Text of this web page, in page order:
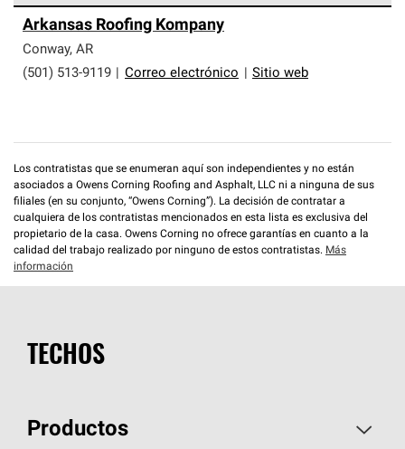
parte de una red exclusiva de profesionales de techos
que cumplen con altos estándares y requisitos estrictos
de profesionalismo y confiabilidad.
Arkansas Roofing Kompany
Conway, AR
(501) 513-9119
Correo electrónico Sitio web
Los contratistas que se enumeran aquí son independientes y no están
asociados a Owens Corning Roofing and Asphalt, LLC ni a ninguna de sus
filiales (en su conjunto, “Owens Corning”). La decisión de contratar a
cualquiera de los contratistas mencionados en esta lista es exclusiva del
propietario de la casa. Owens Corning no ofrece garantías en cuanto a la
calidad del trabajo realizado por ninguno de estos contratistas. Más
información
TECHOS
Productos